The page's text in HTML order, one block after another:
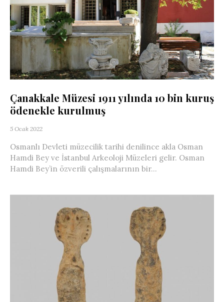
Çanakkale Müzesi 1911 yılında 10 bin kuruş
ödenekle kurulmuş
5 Ocak 2022
Osmanlı Devleti müzecilik tarihi denilince akla Osman
Hamdi Bey ve İstanbul Arkeoloji Müzeleri gelir. Osman
Hamdi Bey’in özverili çalışmalarının bir...